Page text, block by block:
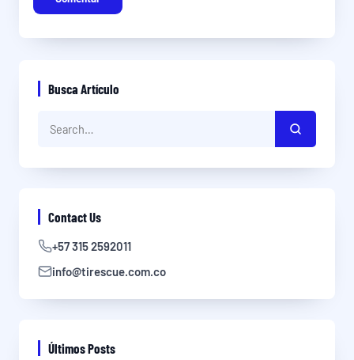
Busca Artículo
Contact Us
+57 315 2592011
info@tirescue.com.co
Últimos Posts